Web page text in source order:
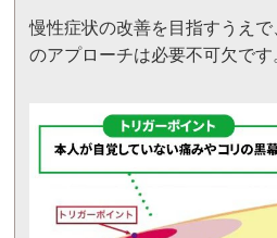
慢性症状の改善を目指すうえ
のアプローチは必要不可欠です